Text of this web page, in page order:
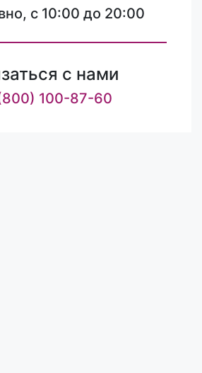
с 10:00 до 20:00
с нами
100-87-60